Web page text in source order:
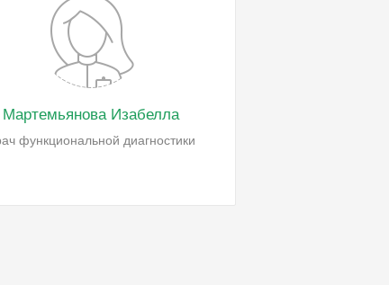
Мартемьянова Изабелла
функциональной диагностики